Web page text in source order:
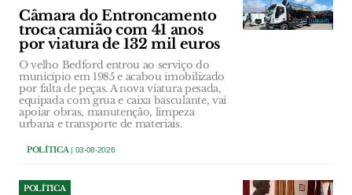
Câmara do Entroncamento
troca camião com 41 anos
por viatura de 132 mil euros
O velho Bedford entrou ao serviço do
município em 1985 e acabou imobilizado
por falta de peças. A nova viatura pesada,
equipada com grua e caixa basculante, vai
apoiar obras, manutenção, limpeza
urbana e transporte de materiais.
POLÍTICA| 03-08-2026
POLÍTICA